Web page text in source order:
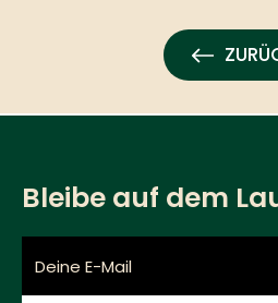
Bleibe auf dem